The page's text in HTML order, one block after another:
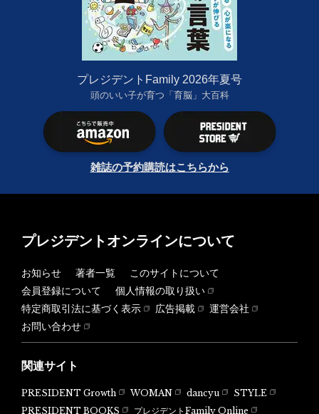
プレジデントFamily 2026年夏号
頭のいい子が育つ「育脳」大百科
雑誌の予約購読はこちらから
プレジデントオンラインについて
お知らせ 著者一覧
このサイトについて
会員登録について
個人情報の取り扱い
特定商取引法に基づく表示
広告掲載
運営会社
お問い合わせ
関連サイト
PRESIDENT Growth WOMAN dancyu
STYLE
PRESIDENT BOOKS
プレジデントFamily Online